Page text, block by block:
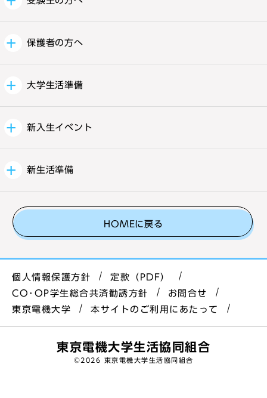
保護者の方へ
大学生活準備
新入生イベント
新生活準備
HOMEに戻る
東京電機大学生活協同組合
©2026 東京電機大学生活協同組合
個人情報保護方針
定款（PDF）
CO･OP学生総合共済勧誘方針
お問合せ
東京電機大学
本サイトのご利用にあたって